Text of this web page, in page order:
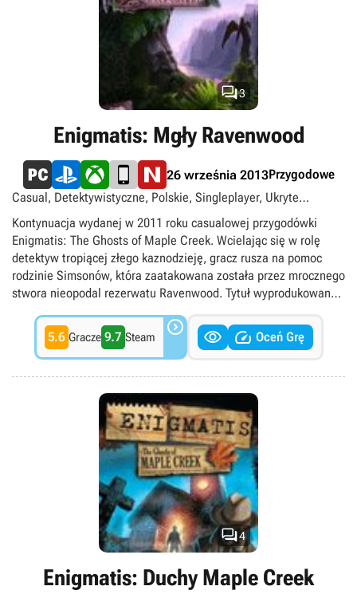
minigrami oraz scenami wymagającymi wyszukiwania ukrytych
przedmiotów. W odróżnieniu od ponurego klimatu poprzednich
części, tym razem oglądamy jednak wysokogórskie krajobrazy
oraz lokacje inspirowane kulturą Chin i Dalekiego Wschodu.
3
Enigmatis: Mgły Ravenwood
26 września 2013Przygodowe
Casual, Detektywistyczne, Polskie, Singleplayer, Ukryte
przedmioty
Kontynuacja wydanej w 2011 roku casualowej przygodówki
Enigmatis: The Ghosts of Maple Creek. Wcielając się w rolę
detektyw tropiącej złego kaznodzieję, gracz rusza na pomoc
rodzinie Simsonów, która zaatakowana została przez mrocznego
stwora nieopodal rezerwatu Ravenwood. Tytuł wyprodukowany
Mundi.
5.6 Gracze 9.7 Steam    Oceń Grę
4
Enigmatis: Duchy Maple Creek